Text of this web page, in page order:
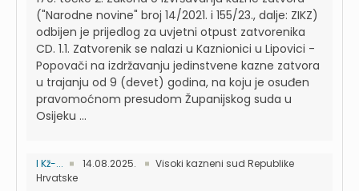
("Narodne novine" broj 14/2021. i 155/23., dalje: ZIKZ)
odbijen je prijedlog za uvjetni otpust zatvorenika
CD. 1.1. Zatvorenik se nalazi u Kaznionici u Lipovici -
Popovači na izdržavanju jedinstvene kazne zatvora
u trajanju od 9 (devet) godina, na koju je osuđen
pravomoćnom presudom Županijskog suda u
Osijeku ...
I Kž-... 14.08.2025.
Visoki kazneni sud Republike
Hrvatske